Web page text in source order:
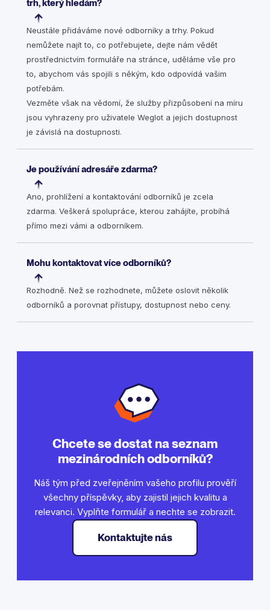
trh, který hledám?
Neustále přidáváme nové odborníky a trhy. Pokud
nemůžete najít to, co potřebujete, dejte nám vědět
prostřednictvím formuláře na stránce, uděláme vše pro
to, abychom vás spojili s někým, kdo odpovídá vašim
potřebám.
Vezměte však na vědomí, že služby přizpůsobení na míru
jsou vyhrazeny pro uživatele Weglot a jejich dostupnost
je závislá na dostupnosti.
Je používání adresáře zdarma?
Ano, prohlížení a kontaktování odborníků je zcela
zdarma. Veškerá spolupráce, kterou zahájíte, probíhá
přímo mezi vámi a odborníkem.
Mohu kontaktovat více odborníků?
Rozhodně. Než se rozhodnete, můžete oslovit několik
odborníků a porovnat přístupy, dostupnost nebo ceny.
Chcete se dostat na seznam
mezinárodních odborníků?
Náš tým před zveřejněním vašeho profilu prověří
všechny příspěvky, aby zajistil jejich kvalitu a
relevanci. Vyplňte formulář a nechte se zobrazit.
Kontaktujte nás